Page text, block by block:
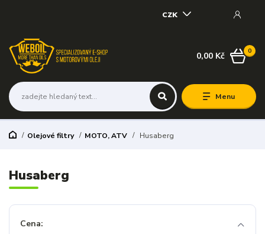
Menu
CZK
0
0,00 Kč
Olejové filtry MOTO, ATV Husaberg
Husaberg
Cena: